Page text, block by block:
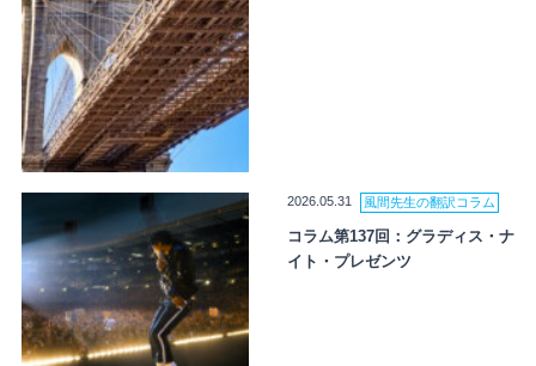
2026.05.31 風間先生の翻訳コラム
コラム第137回：グラディス・ナ
イト・プレゼンツ